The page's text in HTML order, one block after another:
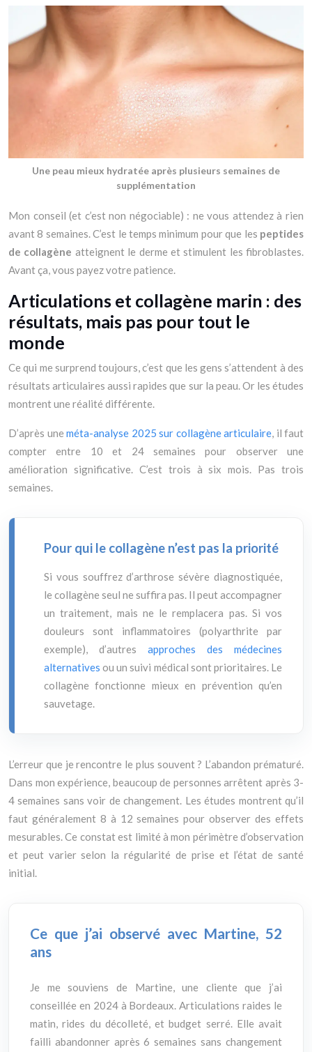
Une peau mieux hydratée après plusieurs semaines de
supplémentation
Mon conseil (et c’est non négociable) : ne vous attendez à rien
avant 8 semaines. C’est le temps minimum pour que les peptides
de collagène atteignent le derme et stimulent les fibroblastes.
Avant ça, vous payez votre patience.
Articulations et collagène marin : des
résultats, mais pas pour tout le
monde
Ce qui me surprend toujours, c’est que les gens s’attendent à des
résultats articulaires aussi rapides que sur la peau. Or les études
montrent une réalité différente.
D’après une méta-analyse 2025 sur collagène articulaire, il faut
compter entre 10 et 24 semaines pour observer une
amélioration significative. C’est trois à six mois. Pas trois
semaines.
Pour qui le collagène n’est pas la priorité
Si vous souffrez d’arthrose sévère diagnostiquée,
le collagène seul ne suffira pas. Il peut accompagner
un traitement, mais ne le remplacera pas. Si vos
douleurs sont inflammatoires (polyarthrite par
exemple), d’autres approches des médecines
alternatives ou un suivi médical sont prioritaires. Le
collagène fonctionne mieux en prévention qu’en
sauvetage.
L’erreur que je rencontre le plus souvent ? L’abandon prématuré.
Dans mon expérience, beaucoup de personnes arrêtent après 3-
4 semaines sans voir de changement. Les études montrent qu’il
faut généralement 8 à 12 semaines pour observer des effets
mesurables. Ce constat est limité à mon périmètre d’observation
et peut varier selon la régularité de prise et l’état de santé
initial.
Ce que j’ai observé avec Martine, 52
ans
Je me souviens de Martine, une cliente que j’ai
conseillée en 2024 à Bordeaux. Articulations raides le
matin, rides du décolleté, et budget serré. Elle avait
failli abandonner après 6 semaines sans changement